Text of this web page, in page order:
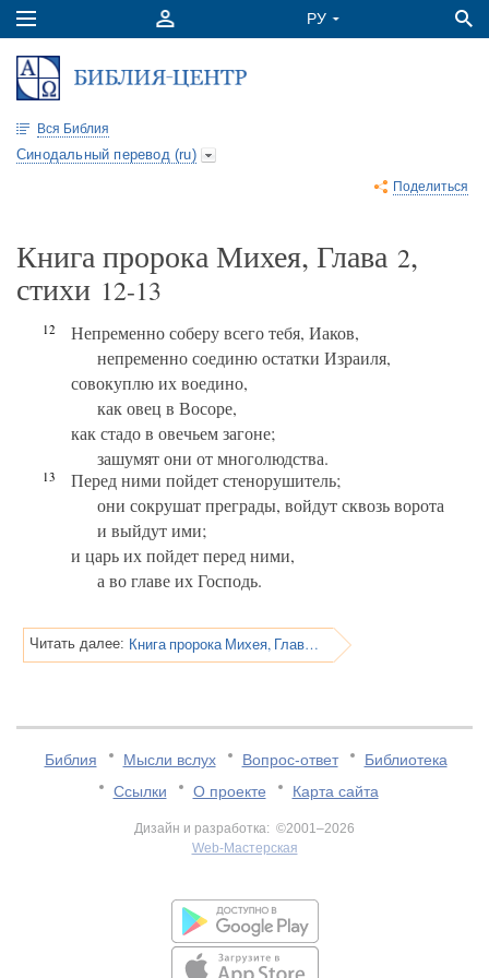
Вся Библия
Синодальный перевод (ru)
Поделиться
Книга пророка Михея, Глава 2,
стихи 12-13
12
Непременно соберу всего тебя, Иаков,
непременно соединю остатки Израиля,
совокуплю их воедино,
как овец в Восоре,
как стадо в овечьем загоне;
зашумят они от многолюдства.
13
Перед ними пойдет стенорушитель;
они сокрушат преграды, войдут сквозь ворота
и выйдут ими;
и царь их пойдет перед ними,
а во главе их Господь.
Читать далее: Книга пророка Михея, Глава 3
Библия Мысли вслух Вопрос-ответ
Библиотека
Ссылки
О проекте Карта сайта
Дизайн и разработка: ©2001–2026
Web-Мастерская